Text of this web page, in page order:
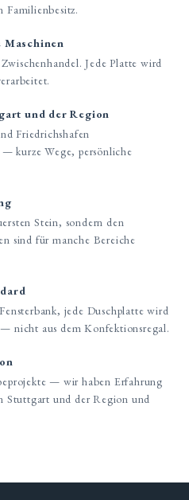
Maschinen
Jede Platte wird
und der Region
Friedrichshafen
kurze Wege, persönliche
Stein, sondern den
sind für manche Bereiche
jede Duschplatte wird
nicht aus dem Konfektionsregal.
— wir haben Erfahrung
Stuttgart und der Region und